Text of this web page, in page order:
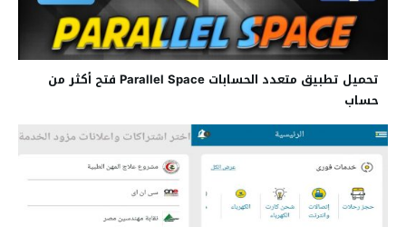
تحميل تطبيق متعدد الحسابات Parallel Space فتح أكثر من
حساب